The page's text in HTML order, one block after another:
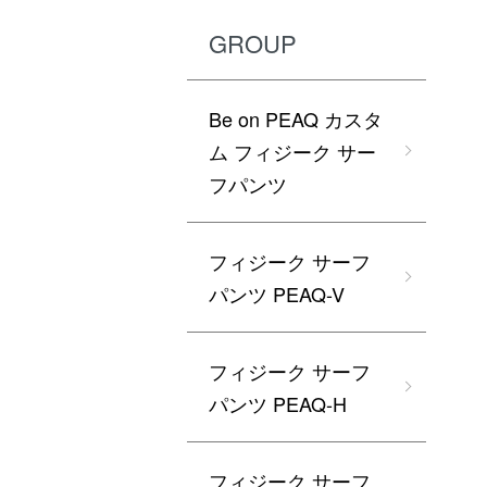
GROUP
Be on PEAQ カスタ
ム フィジーク サー
フパンツ
フィジーク サーフ
パンツ PEAQ-V
フィジーク サーフ
パンツ PEAQ-H
フィジーク サーフ